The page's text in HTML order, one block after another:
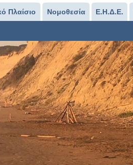
Πλαίσιο Νομοθεσία Ε.Η.Δ.Ε.